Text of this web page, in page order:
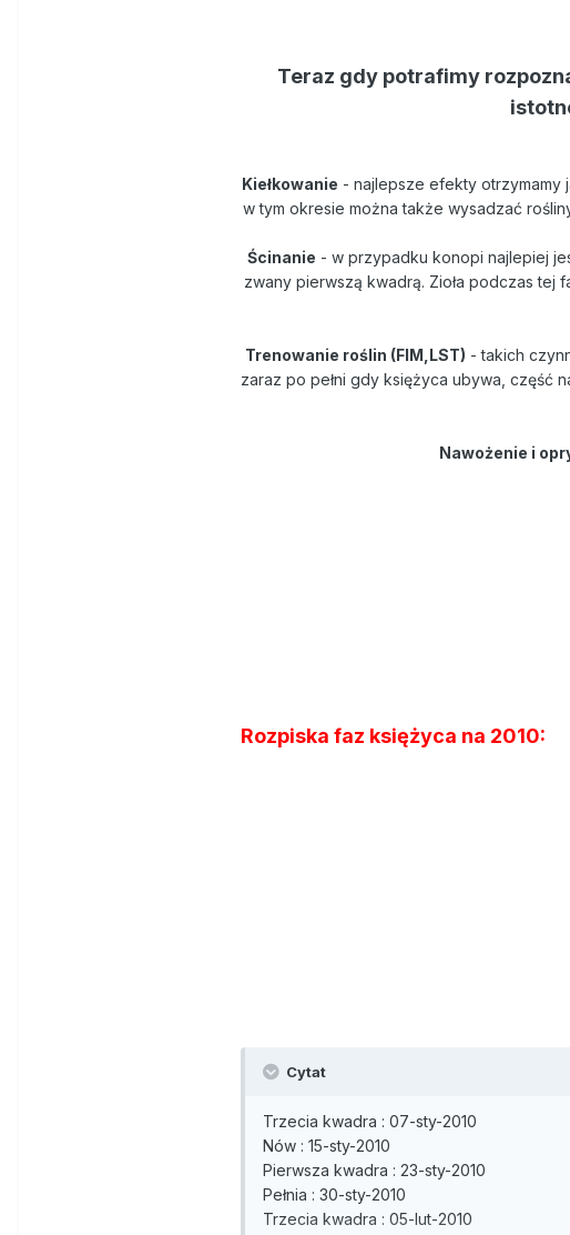
Teraz gdy potrafimy
Kiełkowanie - najlepsze efekty otrzymamy
w tym okresie można także wysadzać
Ścinanie - w przypadku konopi najlepiej
zwany pierwszą kwadrą. Zioła podczas tej
Trenowanie roślin (FIM,LST) - takich
zaraz po pełni gdy księżyca ubywa, część
Nawożenie i
Rozpiska faz księżyca na 2010:
Cytat
Trzecia kwadra : 07-sty-2010
Nów : 15-sty-2010
Pierwsza kwadra : 23-sty-2010
Pełnia : 30-sty-2010
Trzecia kwadra : 05-lut-2010